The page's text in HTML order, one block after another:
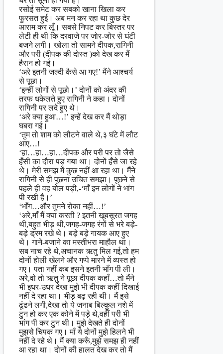
रसोई समेट कर सबको खाना खिला कर
फुरसत हुई। अब मन कर रहा था कुछ देर
आराम कर लूँ। सबसे निपट कर बिस्तर पर
लेटी ही थी कि दरवाजे पर जोर-जोर से घंटी
बजने लगी। खोला तो सामने दीपक,रागिनी
और परी (दीपक की दोस्त )को देख कर मैं
हैरान हो गई।
‘अरे इतनी जल्दी कैसे आ गए!’ मैंने आश्चर्य
से पूछा।
‘इन्हीं लोगों से पूछो।’ दोनों को अंदर की
तरफ धकेलते हुए रागिनी ने कहा। दोनों
रागिनी पर लदे हुए थे।
‘अरे क्या हुआ…!’ इन्हें देख कर मैं थोड़ा
घबरा गई।
‘तुम तो शाम को लौटने वाले थे,३ घंटे में लौट
आए…!
‘हा…हा…हा…दीपक और परी पर तो जैसे
हँसी का दौरा पड़ गया था। दोनों हँसे जा रहे
थे। मेरी समझ में कुछ नहीं आ रहा था। मैंने
रागिनी से ही पूछना उचित समझा। पूछने से
पहले ही वह बोल पड़ी,-‘माँ इन लोगों ने भांग
पी रखी है।’
‘भाँग…और तुमने रोका नहीं…!’
‘अरे,माँ मैं क्या करती ? इतनी खूबसूरत जगह
थी,बहुत भीड़ थी,जगह-जगह रंगों से भरे बड़े-
बड़े ड्रम रखे थे। बड़े बड़े गायक आए हुए
थे। गाने-बजाने का मस्तीभरा माहौल था।
सब नाच रहे थे,अचानक ऋतु मिल गई,तो हम
दोनों होली खेलने और गप्पे मारने में व्यस्त हो
गए। पता नहीं कब इसने इतनी भाँग पी ली।
अरे,वो तो ऋतु ने पूछा दीपक कहाँ…तो मैंने
भी इधर-उधर देखा मुझे भी दीपक कहीं दिखाई
नहीं दे रहा था। भीड़ बढ़ रही थी। मैं इसे
ढूंढने लगी,देखा तो ये जनाब बिल्कुल नशे में
टुन हो कर एक कोने में पड़े थे,वहीं परी भी
भांग पी कर टुन थी। मुझे देखते ही दोनों
मुझसे चिपक गए। माँ ये दोनों मुझे हिलने भी
नहीं दे रहे थे। मैं क्या करूँ,मुझे समझ ही नहीं
आ रहा था। दोनों की हालत देख कर तो मैं